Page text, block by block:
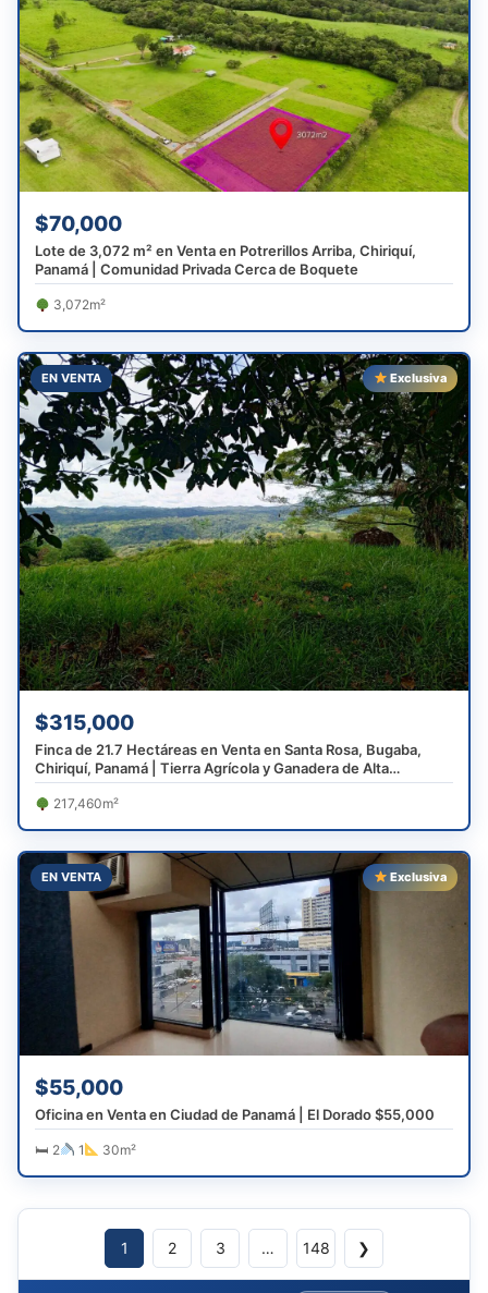
$70,000
Lote de 3,072 m² en Venta en Potrerillos Arriba, Chiriquí,
Panamá | Comunidad Privada Cerca de Boquete
3,072m²
EN VENTA Exclusiva
$315,000
Finca de 21.7 Hectáreas en Venta en Santa Rosa, Bugaba,
Chiriquí, Panamá | Tierra Agrícola y Ganadera de Alta
Producción
217,460m²
EN VENTA Exclusiva
$55,000
Oficina en Venta en Ciudad de Panamá | El Dorado $55,000
🛏 2 1 30m²
1 2 3 … 148 ❯